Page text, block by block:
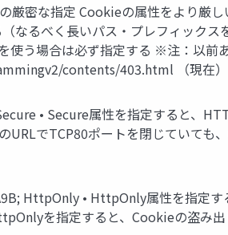
厳密な指定 Cookieの属性をより厳
なるべく長いパス・プレフィック
う場合は必ず指定する ※注：以前
contents/403.html （現在
• Secure属性を指定すると、
URLでTCP80ポートを閉じていても
HttpOnly • HttpOnly属性を指定
を指定すると、Cookieの盗み